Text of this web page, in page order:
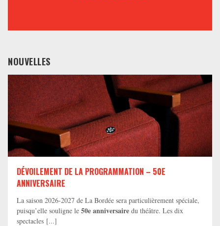
NOUVELLES
DÉVOILEMENT DE LA PROGRAMMATION – 50E
ANNIVERSAIRE
La saison 2026-2027 de La Bordée sera particulièrement spéciale,
puisqu’elle souligne le 50e anniversaire du théâtre. Les dix
spectacles [...]